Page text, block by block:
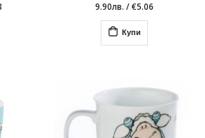
9.90лв. /€5.06
Купи